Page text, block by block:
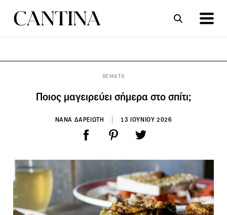
ΘΕΜΑΤΑ
Ποιος μαγειρεύει σήμερα στο σπίτι;
ΝΑΝΑ ΔΑΡΕΙΩΤΗ 13 ΙΟΥΝΙΟΥ 2026